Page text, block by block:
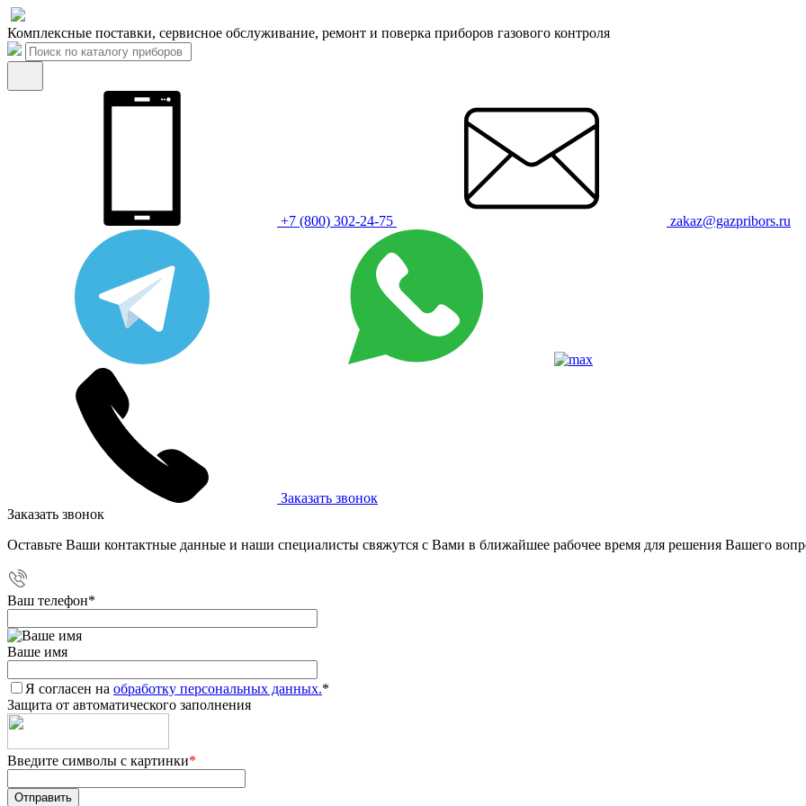
Комплексные поставки, сервисное обслуживание, ремонт и поверка приборов газового контроля
+7 (800) 302-24-75 zakaz@gazpribors.ru
Заказать звонок
Заказать звонок
Оставьте Ваши контактные данные и наши специалисты свяжутся с Вами в ближайшее рабочее время для решения Вашего
Ваш телефон*
Ваше имя
Я согласен на обработку персональных данных.*
Защита от автоматического заполнения
Введите символы с картинки*